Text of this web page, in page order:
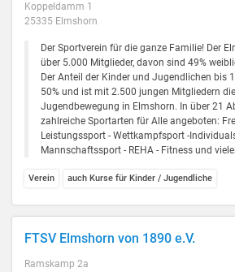
Koppeldamm 1
25335 Elmshorn
Der Sportverein für die ganze Familie! Der
über 5.000 Mitglieder, davon sind 49%
Der Anteil der Kinder und Jugendlichen bis
50% und ist mit 2.500 jungen Mitgliedern
Jugendbewegung in Elmshorn. In über 21
zahlreiche Sportarten für Alle angeboten:
Leistungssport - Wettkampfsport -
Mannschaftssport - REHA - Fitness und
Verein auch Kurse für Kinder / Jugendliche
FTSV Elmshorn von 1890 e.V.
Ramskamp 2a